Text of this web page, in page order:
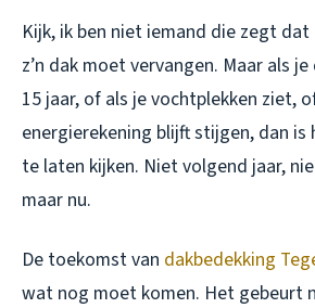
Kijk, ik ben niet iemand die zegt
z’n dak moet vervangen. Maar als
15 jaar, of als je vochtplekken ziet,
energierekening blijft stijgen, dan
te laten kijken. Niet volgend jaar,
maar nu.
De toekomst van dakbedekking
wat nog moet komen. Het gebeurt